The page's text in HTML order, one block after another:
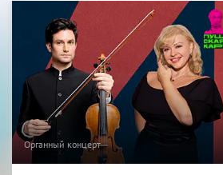
Органный концерт